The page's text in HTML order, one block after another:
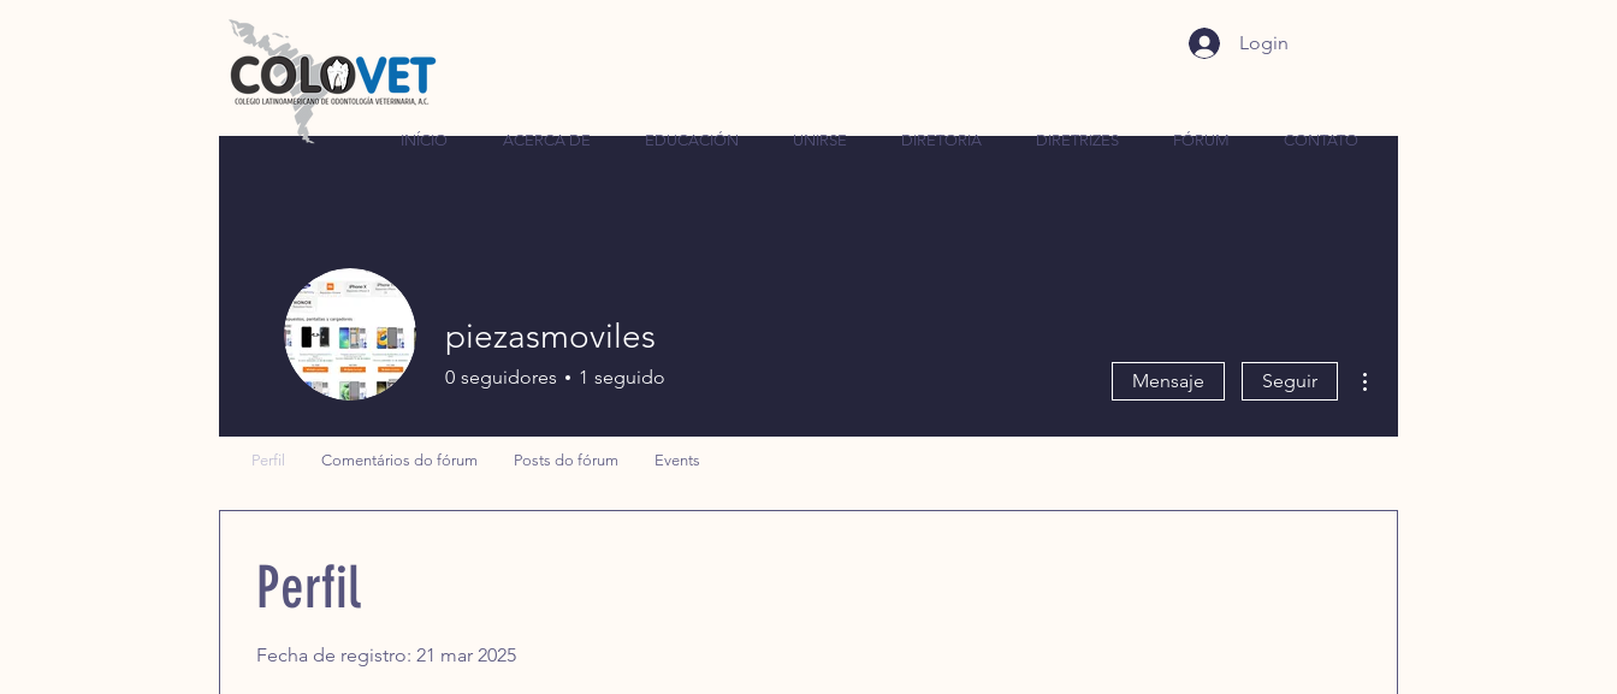
INÍCIO ACERCA DE EDUCACIÓN UNIRSE DIRETORIA DIRETRIZES FÓRUM CONTATO
Login
Perfil
Fecha de registro: 21 mar 2025
piezasmoviles
0 seguidores 1 seguido Mensaje Seguir
Perfil Comentários do fórum Posts do fórum Events